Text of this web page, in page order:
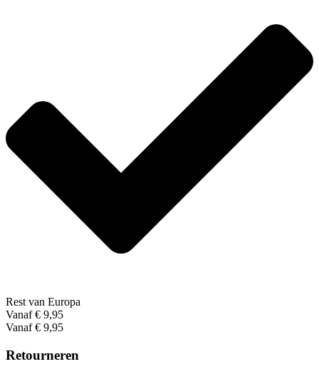
Rest van Europa
Vanaf € 9,95
Vanaf € 9,95
Retourneren